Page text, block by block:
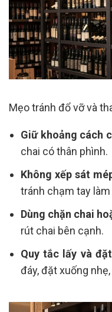
Mẹo tránh đổ vỡ và
Giữ khoảng cách
chai có thân phình.
Không xếp sát
tránh chạm tay làm
Dùng chặn chai
rút chai bên cạnh.
Quy tắc lấy và đặt
đáy, đặt xuống